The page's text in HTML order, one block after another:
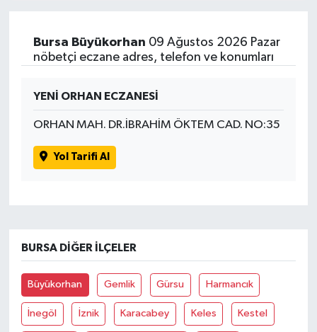
Bursa Büyükorhan 09 Ağustos 2026 Pazar
nöbetçi eczane adres, telefon ve konumları
YENİ ORHAN ECZANESİ
ORHAN MAH. DR.İBRAHİM ÖKTEM CAD. NO:35
Yol Tarifi Al
BURSA DIĞER İLÇELER
Büyükorhan Gemlik Gürsu Harmancık
İnegöl İznik Karacabey Keles Kestel